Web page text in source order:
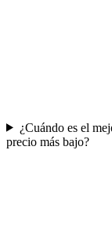
¿Cuándo es el
precio más bajo?